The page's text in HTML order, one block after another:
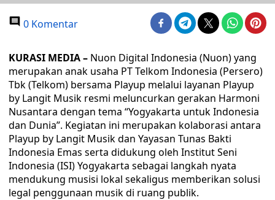
0 Komentar
KURASI MEDIA – Nuon Digital Indonesia (Nuon) yang
merupakan anak usaha PT Telkom Indonesia (Persero)
Tbk (Telkom) bersama Playup melalui layanan Playup
by Langit Musik resmi meluncurkan gerakan Harmoni
Nusantara dengan tema “Yogyakarta untuk Indonesia
dan Dunia”. Kegiatan ini merupakan kolaborasi antara
Playup by Langit Musik dan Yayasan Tunas Bakti
Indonesia Emas serta didukung oleh Institut Seni
Indonesia (ISI) Yogyakarta sebagai langkah nyata
mendukung musisi lokal sekaligus memberikan solusi
legal penggunaan musik di ruang publik.